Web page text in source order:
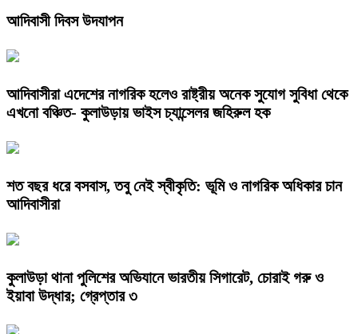
আদিবাসী দিবস উদযাপন
আদিবাসীরা এদেশের নাগরিক হলেও রাষ্ট্রীয় অনেক সুযোগ সুবিধা থেকে
এখনো বঞ্চিত- কুলাউড়ায় ভাইস চ্যান্সেলর জহিরুল হক
শত বছর ধরে বসবাস, তবু নেই স্বীকৃতি: ভূমি ও নাগরিক অধিকার চান
আদিবাসীরা
কুলাউড়া থানা পুলিশের অভিযানে ভারতীয় সিগারেট, চোরাই গরু ও
ইয়াবা উদ্ধার; গ্রেপ্তার ৩